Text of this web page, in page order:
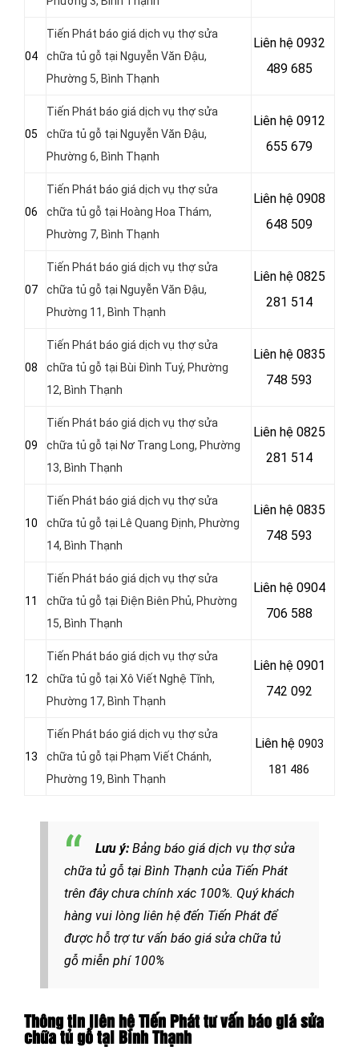
04
Tiến Phát báo giá dịch vụ thợ sửa
chữa tủ gỗ tại Nguyễn Văn Đậu,
Phường 5, Bình Thạnh
Liên hệ0932
489 685
05
Tiến Phát báo giá dịch vụ thợ sửa
chữa tủ gỗ tại Nguyễn Văn Đậu,
Phường 6, Bình Thạnh
Liên hệ0912
655 679
06
Tiến Phát báo giá dịch vụ thợ sửa
chữa tủ gỗ tại Hoàng Hoa Thám,
Phường 7, Bình Thạnh
Liên hệ 0908
648 509
07
Tiến Phát báo giá dịch vụ thợ sửa
chữa tủ gỗ tại Nguyễn Văn Đậu,
Phường 11, Bình Thạnh
Liên hệ0825
281 514
08
Tiến Phát báo giá dịch vụ thợ sửa
chữa tủ gỗ tại Bùi Đình Tuý, Phường
12, Bình Thạnh
Liên hệ0835
748 593
09
Tiến Phát báo giá dịch vụ thợ sửa
chữa tủ gỗ tại Nơ Trang Long, Phường
13, Bình Thạnh
Liên hệ0825
281 514
10
Tiến Phát báo giá dịch vụ thợ sửa
chữa tủ gỗ tại Lê Quang Định, Phường
14, Bình Thạnh
Liên hệ0835
748 593
11
Tiến Phát báo giá dịch vụ thợ sửa
chữa tủ gỗ tại Điện Biên Phủ, Phường
15, Bình Thạnh
Liên hệ 0904
706 588
12
Tiến Phát báo giá dịch vụ thợ sửa
chữa tủ gỗ tại Xô Viết Nghệ Tĩnh,
Phường 17, Bình Thạnh
Liên hệ 0901
742 092
13
Tiến Phát báo giá dịch vụ thợ sửa
chữa tủ gỗ tại Phạm Viết Chánh,
Phường 19, Bình Thạnh
Liên hệ 0903
181 486
Lưu ý: Bảng báo giá dịch vụ thợ sửa
chữa tủ gỗ tại Bình Thạnh của Tiến Phát
trên đây chưa chính xác 100%. Quý khách
hàng vui lòng liên hệ đến Tiến Phát để
được hỗ trợ tư vấn báo giá sửa chữa tủ
gỗ miễn phí 100%
Thông tin liên hệ Tiến Phát tư vấn báo giá sửa
chữa tủ gỗ tại Bình Thạnh